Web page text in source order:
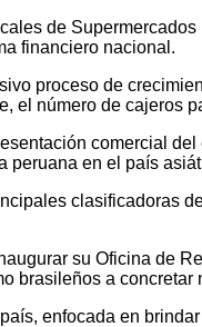
de
financiero nacional.
proceso de
el número de cajeros
comercial
peruana en el país
clasificadoras
su Oficina de
brasileños a
enfocada en